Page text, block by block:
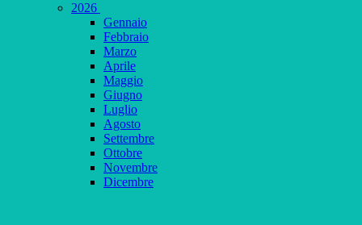
2026
Gennaio
Febbraio
Marzo
Aprile
Maggio
Giugno
Luglio
Agosto
Settembre
Ottobre
Novembre
Dicembre